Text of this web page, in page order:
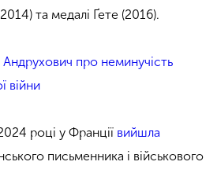
та медалі Ґете (2016).
про неминучість
війни
році у Франції вийшла
письменника і військового